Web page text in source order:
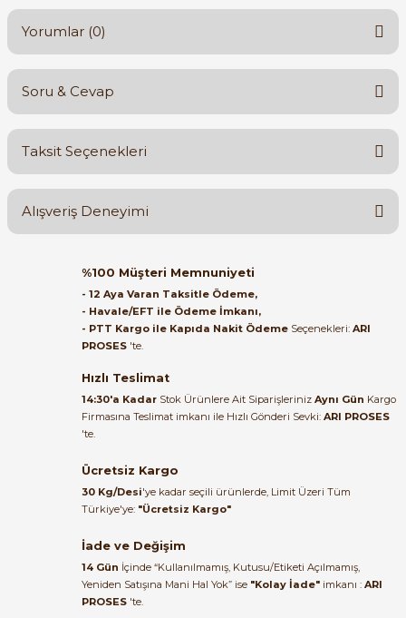
Yorumlar (0)
Bu ürüne ilk yorumu siz yapın!
Soru & Cevap
Ürün hakkında henüz soru sorulmamış.
Taksit Seçenekleri
Alışveriş Deneyimi
Orijinal kutusuyla ertesi gün
ulaştı elimize. Teşekkürler.
B... A... | 27/06/2026
bundan mehmet bey ilgi ve
alakası için teşekkür ederim
muhammed demirci |
Ürün elime eksiksiz ve hasarsız
ulaştı. Paketleme özenliydi,
Kemal Toktaş | 20/06/2026
%100 Müşteri Memnuniyeti
- 12 Aya Varan Taksitle Ödeme,
- Havale/EFT ile Ödeme İmkanı,
- PTT Kargo ile Kapıda Nakit Ödeme Seçenekleri: ARI
PROSES 'te.
Hızlı Teslimat
14:30'a Kadar Stok Ürünlere Ait Siparişleriniz Aynı Gün Kargo
Firmasına Teslimat imkanı ile Hızlı Gönderi Sevki: ARI PROSES
'te.
Ücretsiz Kargo
30 Kg/Desi'ye kadar seçili ürünlerde, Limit Üzeri Tüm
Türkiye'ye: "Ücretsiz Kargo"
İade ve Değişim
14 Gün İçinde “Kullanılmamış, Kutusu/Etiketi Açılmamış,
Yeniden Satışına Mani Hal Yok” ise "Kolay İade" imkanı : ARI
PROSES 'te.